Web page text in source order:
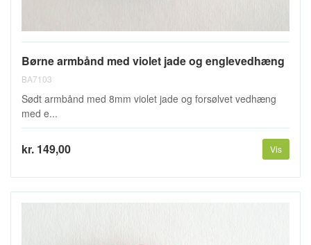
Børne armbånd med violet jade og englevedhæng
BA7103
Sødt armbånd med 8mm violet jade og forsølvet vedhæng
med e...
kr. 149,00 Vis